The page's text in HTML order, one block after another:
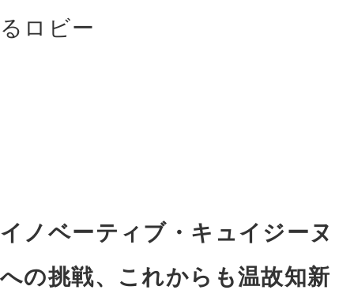
るロビー
イノベーティブ・キュイジーヌ
への挑戦、これからも温故知新